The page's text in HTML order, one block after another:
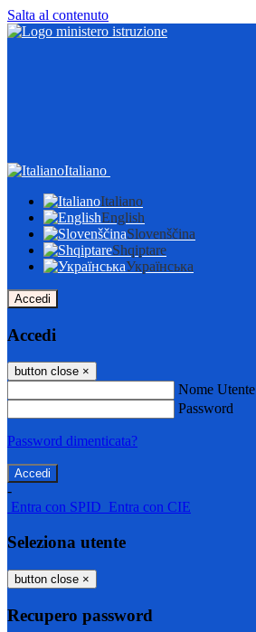
Salta al contenuto
Italiano
Italiano
English
Slovenščina
Shqiptare
Українська
Accedi
Accedi
button close ×
Nome Utente
Password
Password dimenticata?
-
Entra con SPID Entra con CIE
Seleziona utente
button close ×
Recupero password